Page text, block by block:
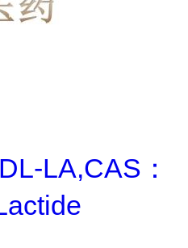
LA,CAS：